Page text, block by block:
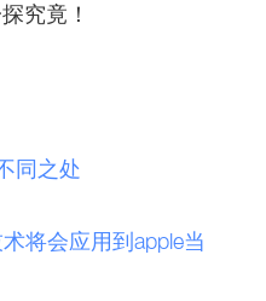
究竟！
同之处
将会应用到apple当